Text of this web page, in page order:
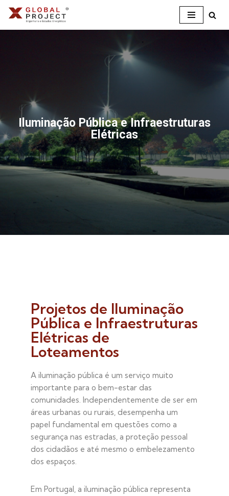
Avançar
Iluminação Pública e Infraestruturas
Elétricas
Projetos de Iluminação
Pública e Infraestruturas
Elétricas de
Loteamentos
A iluminação pública é um serviço muito
importante para o bem-estar das
comunidades. Independentemente de ser em
áreas urbanas ou rurais, desempenha um
papel fundamental em questões como a
segurança nas estradas, a proteção pessoal
dos cidadãos e até mesmo o embelezamento
dos espaços.
Em Portugal, a iluminação pública representa